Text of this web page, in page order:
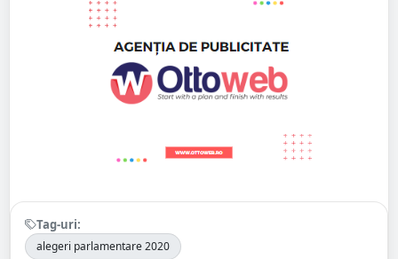
Tag-uri:
alegeri parlamentare 2020